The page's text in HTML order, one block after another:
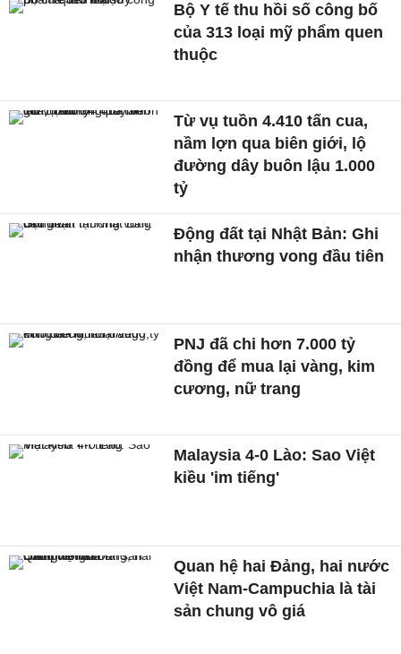
Bộ Y tế thu hồi số công bố
của 313 loại mỹ phẩm quen
thuộc
Từ vụ tuồn 4.410 tấn cua,
nầm lợn qua biên giới, lộ
đường dây buôn lậu 1.000
tỷ
Động đất tại Nhật Bản: Ghi
nhận thương vong đầu tiên
PNJ đã chi hơn 7.000 tỷ
đồng để mua lại vàng, kim
cương, nữ trang
Malaysia 4-0 Lào: Sao Việt
kiều 'im tiếng'
Quan hệ hai Đảng, hai nước
Việt Nam-Campuchia là tài
sản chung vô giá ​